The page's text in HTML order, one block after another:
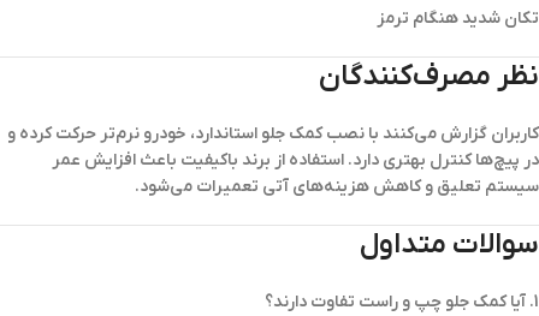
تکان شدید هنگام ترمز
نظر مصرف‌کنندگان
کاربران گزارش می‌کنند با نصب کمک جلو استاندارد، خودرو نرم‌تر حرکت کرده و
در پیچ‌ها کنترل بهتری دارد. استفاده از برند باکیفیت باعث افزایش عمر
سیستم تعلیق و کاهش هزینه‌های آتی تعمیرات می‌شود.
سوالات متداول
1. آیا کمک جلو چپ و راست تفاوت دارند؟